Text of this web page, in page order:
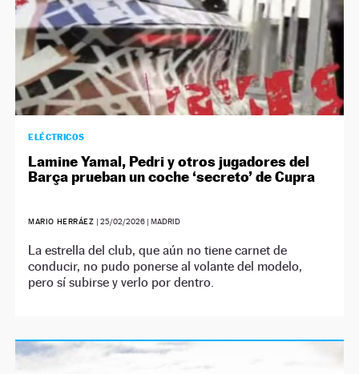
ELÉCTRICOS
Lamine Yamal, Pedri y otros jugadores del
Barça prueban un coche ‘secreto’ de Cupra
MARIO HERRÁEZ |25/02/2026 | MADRID
La estrella del club, que aún no tiene carnet de
conducir, no pudo ponerse al volante del modelo,
pero sí subirse y verlo por dentro.